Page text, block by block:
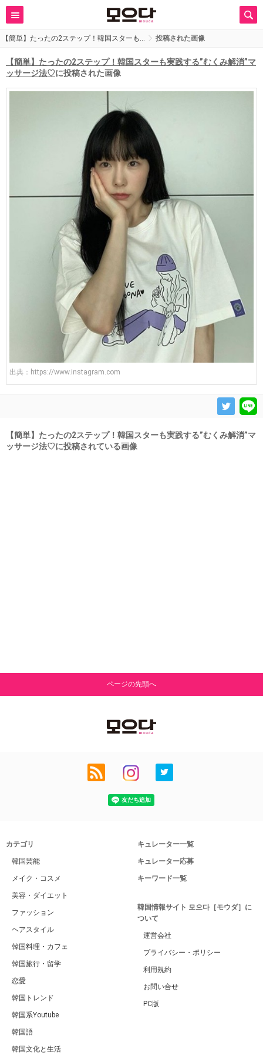
【簡単】たったの2ステップ！韓国スターも… 投稿された画像
【簡単】たったの2ステップ！韓国スターも実践する”むくみ解消”マ
ッサージ法♡に投稿された画像
出典： https://www.instagram.com
【簡単】たったの2ステップ！韓国スターも実践する”むくみ解消”マ
ッサージ法♡に投稿されている画像
ページの先頭へ
カテゴリ
韓国芸能
メイク・コスメ
美容・ダイエット
ファッション
ヘアスタイル
韓国料理・カフェ
韓国旅行・留学
恋愛
韓国トレンド
韓国系Youtube
韓国語
韓国文化と生活
キュレーター一覧
キュレーター応募
キーワード一覧
韓国情報サイト 모으다［モウダ］に
ついて
運営会社
プライバシー・ポリシー
利用規約
お問い合せ
PC版